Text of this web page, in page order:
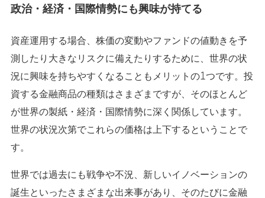
政治・経済・国際情勢にも興味が持てる
資産運用する場合、株価の変動やファンドの値動きを予
測したり大きなリスクに備えたりするために、世界の状
況に興味を持ちやすくなることもメリットの1つです。投
資する金融商品の種類はさまざまですが、そのほとんど
が世界の製紙・経済・国際情勢に深く関係しています。
世界の状況次第でこれらの価格は上下するということで
す。
世界では過去にも戦争や不況、新しいイノベーションの
誕生といったさまざまな出来事があり、そのたびに金融